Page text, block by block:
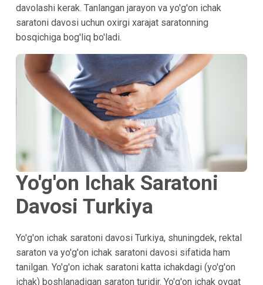
davolashi kerak. Tanlangan jarayon va yo'g'on ichak
saratoni davosi uchun oxirgi xarajat saratonning
bosqichiga bog'liq bo'ladi.
Yo'g'on Ichak Saratoni
Davosi Turkiya
Yo'g'on ichak saratoni davosi Turkiya, shuningdek, rektal
saraton va yo'g'on ichak saratoni davosi sifatida ham
tanilgan. Yo'g'on ichak saratoni katta ichakdagi (yo'g'on
ichak) boshlanadigan saraton turidir. Yo'g'on ichak ovqat